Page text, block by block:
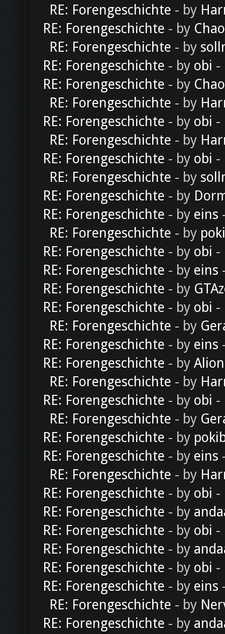
RE: Forengeschichte - by
RE: Forengeschichte - by
RE: Forengeschichte - by
RE: Forengeschichte - by obi -
RE: Forengeschichte - by
RE: Forengeschichte - by
RE: Forengeschichte - by obi -
RE: Forengeschichte - by
RE: Forengeschichte - by obi -
RE: Forengeschichte - by
RE: Forengeschichte - by
RE: Forengeschichte - by eins
RE: Forengeschichte - by
RE: Forengeschichte - by obi -
RE: Forengeschichte - by eins
RE: Forengeschichte - by
RE: Forengeschichte - by obi -
RE: Forengeschichte - by
RE: Forengeschichte - by eins
RE: Forengeschichte - by Alion
RE: Forengeschichte - by
RE: Forengeschichte - by obi -
RE: Forengeschichte - by
RE: Forengeschichte - by
RE: Forengeschichte - by eins
RE: Forengeschichte - by
RE: Forengeschichte - by obi -
RE: Forengeschichte - by
RE: Forengeschichte - by obi -
RE: Forengeschichte - by
RE: Forengeschichte - by obi -
RE: Forengeschichte - by eins
RE: Forengeschichte - by
RE: Forengeschichte - by